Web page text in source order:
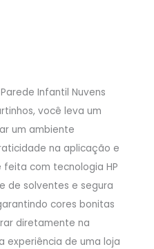
Infantil Nuvens
você leva um
um ambiente
na aplicação e
feita com tecnologia HP
de solventes e segura
cores bonitas
diretamente na
experiência de uma loja